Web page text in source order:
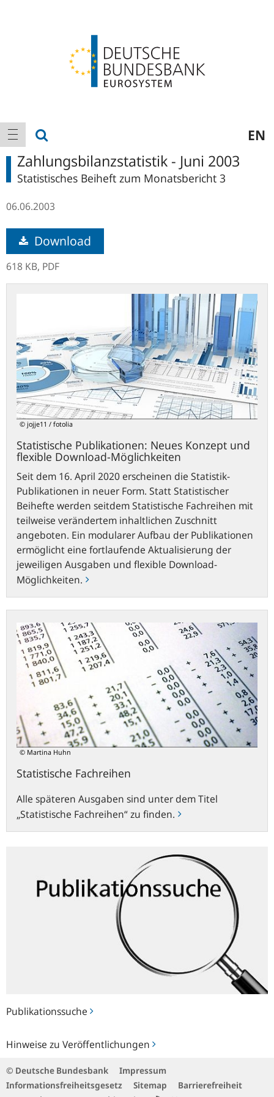
Hauptnavigation
Navigation anzeigen EN
Publikationssuche
Hinweise zu Veröffentlichungen
zu
Zahlungsbilanzstatistik - Juni 2003
Statistisches Beiheft zum Monatsbericht 3
06.06.2003
Download
618 KB, PDF
© jojje11 / fotolia
Statistische Publikationen: Neues Konzept und
flexible Download-Möglichkeiten
Seit dem 16. April 2020 erscheinen die Statistik-
Publikationen in neuer Form. Statt Statistischer
Beihefte werden seitdem Statistische Fachreihen mit
teilweise verändertem inhaltlichen Zuschnitt
angeboten. Ein modularer Aufbau der Publikationen
ermöglicht eine fortlaufende Aktualisierung der
jeweiligen Ausgaben und flexible Download-
Möglichkeiten.
Konzept
und
flexible
Download-
Möglichkeiten
© Martina Huhn
Statistische Fachreihen
Alle späteren Ausgaben sind unter dem Titel
„Statistische Fachreihen“ zu finden.
Fachreihen
© Deutsche Bundesbank
Impressum
Informationsfreiheitsgesetz
Sitemap
Barrierefreiheit